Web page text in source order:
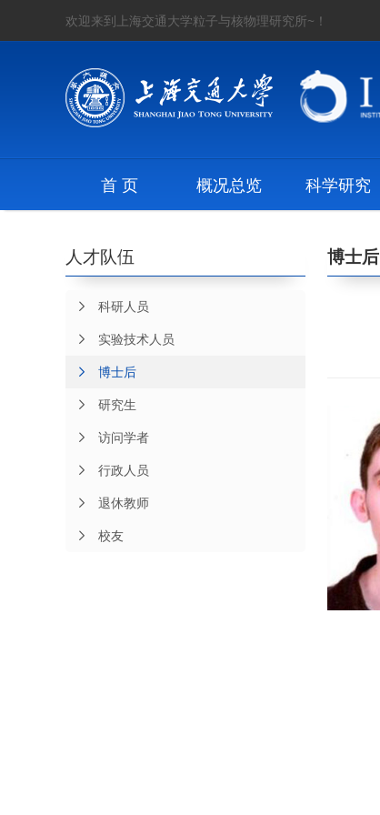
欢迎来到上海交通大学粒子与核物理研究所~！
首 页 概况总览 科学研究
人才队伍
科研人员
实验技术人员
博士后
研究生
访问学者
行政人员
退休教师
校友
博士后